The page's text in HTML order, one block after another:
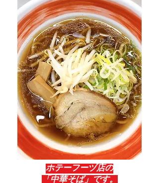
ホテーフーヅ店の
「中華そば」です。